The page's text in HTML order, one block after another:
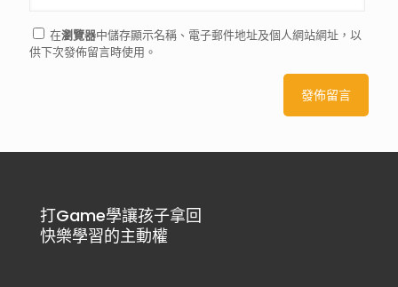
在瀏覽器中儲存顯示名稱、電子郵件地址及個人網站網址，以
供下次發佈留言時使用。
打Game學讓孩子拿回
快樂學習的主動權